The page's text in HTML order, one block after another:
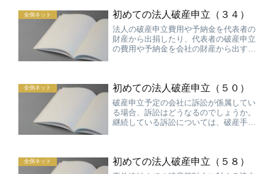
理人からの受任通知でそれ...
全倒ネット 初めての法人破産申立（３４）
法人の破産申立費用や予納金を代表者の
財産から出捐したり、代表者の破産申立
の費用や予納金を会社の財産から出すこ
れる）という方向性は一致...
全倒ネット 初めての法人破産申立（５０）
破産申立予定の会社に訴訟が係属してい
る場合、訴訟はどうなるのでしょうか。
継続している訴訟については、破産手続
ニュアルの８６頁以下を参...
全倒ネット 初めての法人破産申立（５８）